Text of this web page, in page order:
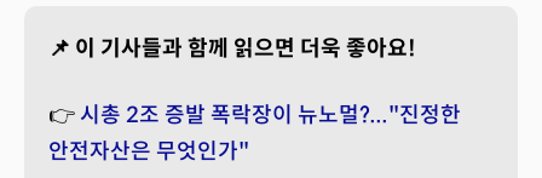
📌 이 기사들과 함께 읽으면 더욱 좋아요!
👉 시총 2조 증발 폭락장이 뉴노멀?..."진정한
안전자산은 무엇인가"